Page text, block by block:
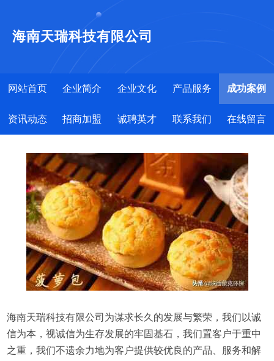
海南天瑞科技有限公司
网站首页 企业简介 企业文化 产品服务 成功案例
资讯动态 招商加盟 诚聘英才 联系我们 在线留言
海南天瑞科技有限公司为谋求长久的发展与繁荣，我们以诚
信为本，视诚信为生存发展的牢固基石，我们置客户于重中
之重，我们不遗余力地为客户提供较优良的产品、服务和解